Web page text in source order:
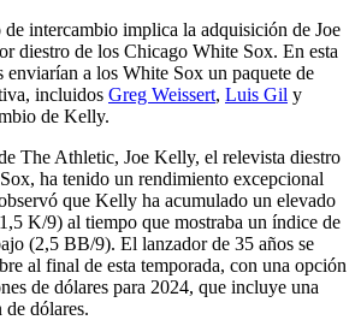
intercambio implica la adquisición de Joe
diestro de los Chicago White Sox. En esta
enviarían a los White Sox un paquete de
incluidos Greg Weissert, Luis Gil y
de Kelly.
The Athletic, Joe Kelly, el relevista diestro
ha tenido un rendimiento excepcional
que Kelly ha acumulado un elevado
K/9) al tiempo que mostraba un índice de
(2,5 BB/9). El lanzador de 35 años se
al final de esta temporada, con una opción
de dólares para 2024, que incluye una
dólares.